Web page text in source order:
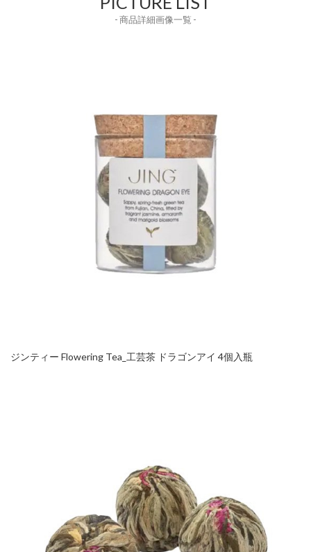
- 商品詳細画像一覧 -
ジンティー Flowering Tea_工芸茶 ドラゴンアイ 4個入瓶